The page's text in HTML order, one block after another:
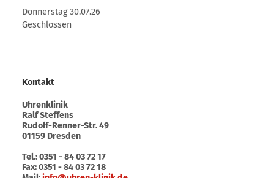
Donnerstag 30.07.26
Geschlossen
Kontakt
Uhrenklinik
Ralf Steffens
Rudolf-Renner-Str. 49
01159 Dresden
Tel.: 0351 - 84 03 72 17
Fax: 0351 - 84 03 72 18